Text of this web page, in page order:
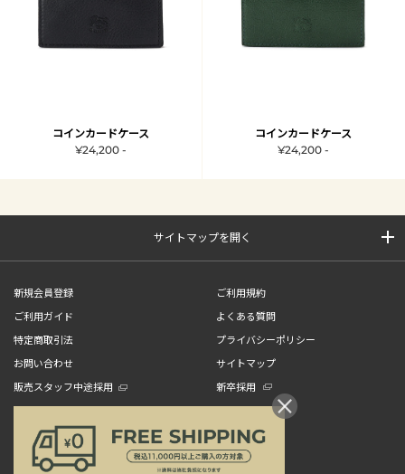
コインカードケース
¥24,200 -
コインカードケース
¥24,200 -
サイトマップを開く
新規会員登録
ご利用規約
ご利用ガイド
よくある質問
特定商取引法
プライバシーポリシー
お問い合わせ
サイトマップ
販売スタッフ中途採用
新卒採用